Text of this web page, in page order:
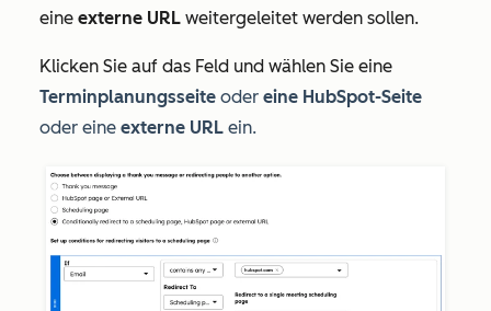
eine externe URL weitergeleitet werden sollen.
Klicken Sie auf das Feld und wählen Sie eine
Terminplanungsseite oder eine HubSpot-Seite
oder eine externe URL ein.